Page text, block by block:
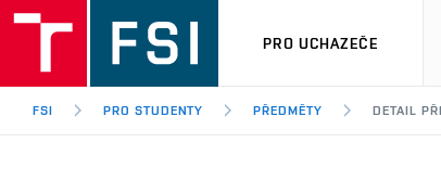
PRO UCHAZEČE
FSI PRO STUDENTY PŘEDMĚTY DETAIL